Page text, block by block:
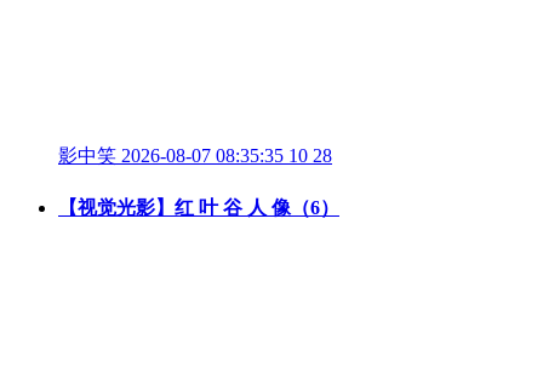
影中笑 2026-08-07 08:35:35 10 28
【视觉光影】红 叶 谷 人 像（6）